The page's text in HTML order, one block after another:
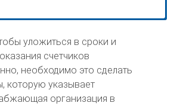
уложиться в сроки и
счетчиков
необходимо это сделать
которую указывает
организация в